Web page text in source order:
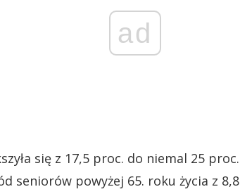
ad
się z 17,5 proc. do niemal 25
seniorów powyżej 65. roku życia z